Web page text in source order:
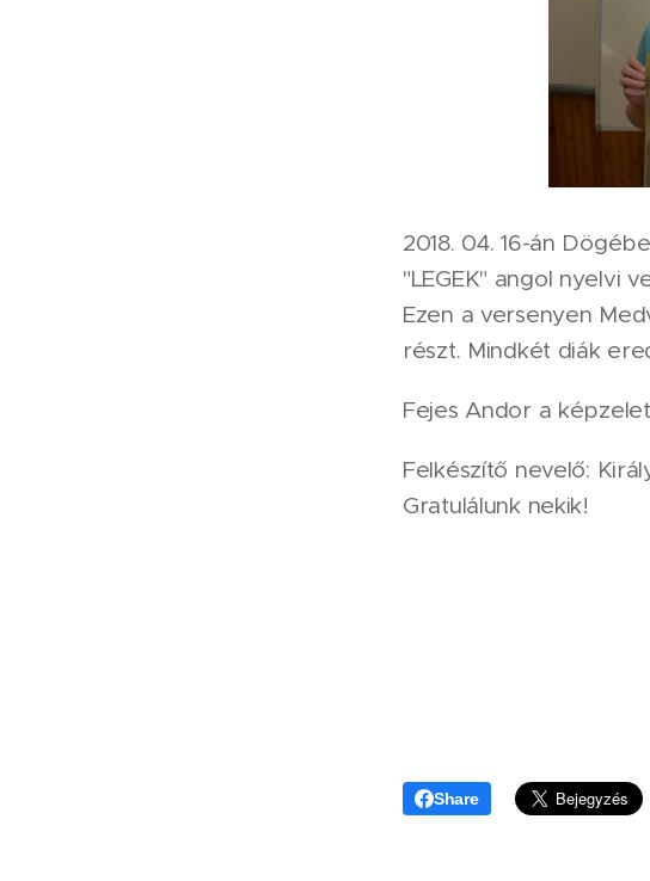
2018. 04. 16-án
"LEGEK" angol nyelvi
Ezen a versenyen
részt. Mindkét diák
Fejes Andor a
Felkészítő nevelő:
Gratulálunk nekik!
Share